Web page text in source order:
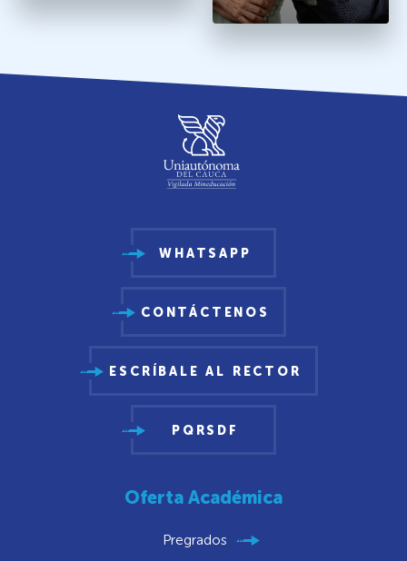
WHATSAPP
CONTÁCTENOS
ESCRÍBALE AL RECTOR
PQRSDF
Oferta Académica
Pregrados